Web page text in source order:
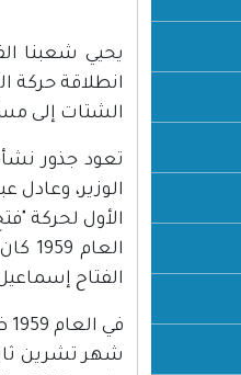
يحيي شعبنا
انطلاقة حركة
الشتات إلى
الوزير، وعادل
الأول لحركة
الفتاح
شهر تشرين